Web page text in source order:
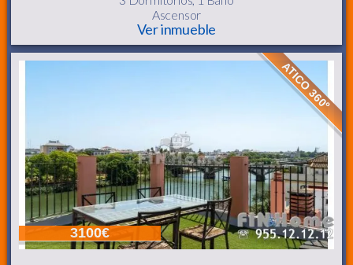
Ascensor
Ver inmueble
3100€
ATICO 360º